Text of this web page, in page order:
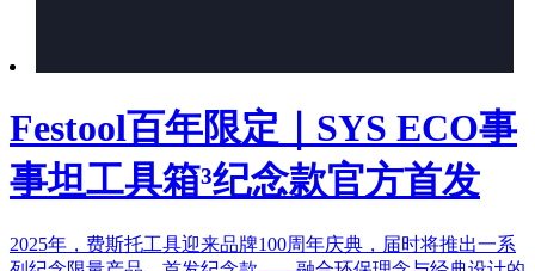
Festool百年限定｜SYS ECO事
事坦工具箱³纪念款官方首发
2025年，费斯托工具迎来品牌100周年庆典，届时将推出一系